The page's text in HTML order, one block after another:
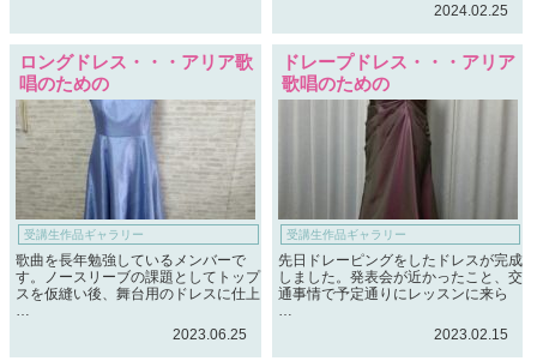
2024.02.25
ロングドレス・・・アリア歌
唱のための
受講生作品ギャラリー
歌曲を長年勉強しているメンバーで
す。ノースリーブの課題としてトップ
スを仮縫い後、舞台用のドレスに仕上
…
2023.06.25
ドレープドレス・・・アリア
歌唱のための
受講生作品ギャラリー
先日ドレーピングをしたドレスが完成
しました。発表会が近かったこと、交
通事情で予定通りにレッスンに来ら
…
2023.02.15